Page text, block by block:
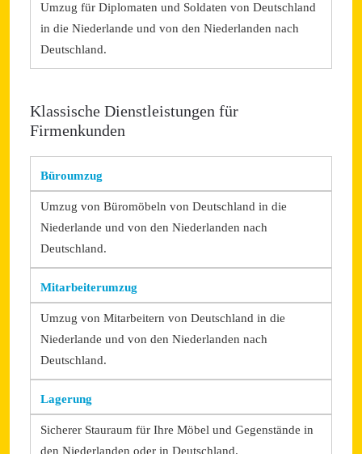
Umzug für Diplomaten und Soldaten von Deutschland
in die Niederlande und von den Niederlanden nach
Deutschland.
Klassische Dienstleistungen für
Firmenkunden
Büroumzug
Umzug von Büromöbeln von Deutschland in die
Niederlande und von den Niederlanden nach
Deutschland.
Mitarbeiterumzug
Umzug von Mitarbeitern von Deutschland in die
Niederlande und von den Niederlanden nach
Deutschland.
Lagerung
Sicherer Stauraum für Ihre Möbel und Gegenstände in
den Niederlanden oder in Deutschland.